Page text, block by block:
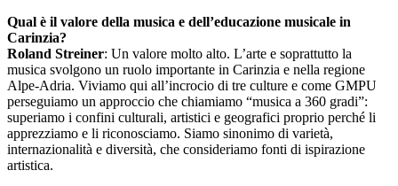
Qual è il valore della musica e dell’educazione musicale in
Carinzia?
Roland Streiner: Un valore molto alto. L’arte e soprattutto la
musica svolgono un ruolo importante in Carinzia e nella regione
Alpe-Adria. Viviamo qui all’incrocio di tre culture e come GMPU
perseguiamo un approccio che chiamiamo “musica a 360 gradi”:
superiamo i confini culturali, artistici e geografici proprio perché li
apprezziamo e li riconosciamo. Siamo sinonimo di varietà,
internazionalità e diversità, che consideriamo fonti di ispirazione
artistica.